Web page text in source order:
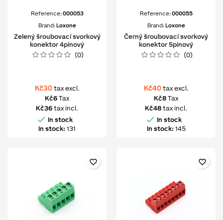
Reference:000053
Brand:Loxone
Zelený šroubovací svorkový
konektor 4pinový
(0)
Kč30 tax excl.
Kč6 Tax
Kč36 tax incl.
 In stock
In stock: 131
Reference:000055
Brand:Loxone
Černý šroubovací svorkový
konektor 5pinový
(0)
Kč40 tax excl.
Kč8 Tax
Kč48 tax incl.
 In stock
In stock: 145
favorite_border favorite_border